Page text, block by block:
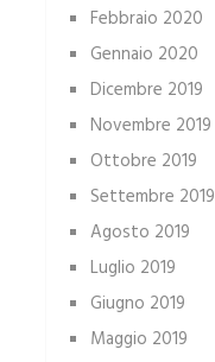
Febbraio 2020
Gennaio 2020
Dicembre 2019
Novembre 2019
Ottobre 2019
Settembre 2019
Agosto 2019
Luglio 2019
Giugno 2019
Maggio 2019